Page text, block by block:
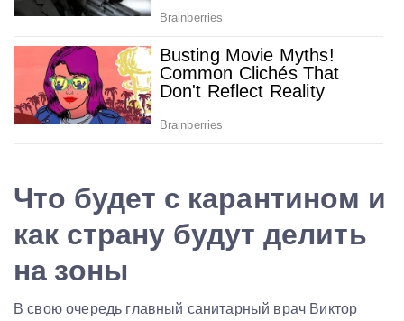
Что будет с карантином и
как страну будут делить
на зоны
В свою очередь главный санитарный врач Виктор